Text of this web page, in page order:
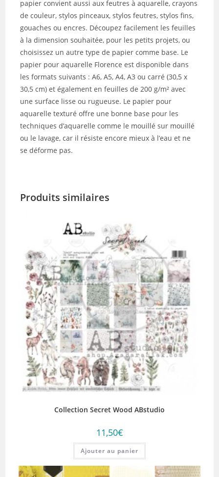
papier convient aussi aux feutres à aquarelle, crayons
de couleur, stylos pinceaux, stylos feutres, stylos fins,
gouaches ou encres. Découpez facilement les feuilles
à la dimension souhaitée, pour les petits projets, ou
choisissez un autre type de papier comme base. Le
papier pour aquarelle Florence est disponible dans
les formats suivants : A6, A5, A4, A3 ou carré (30,5 x
30,5 cm) et également en feuilles de 200 g/m² avec
une surface lisse ou rugueuse. Le papier pour
aquarelle texturé offre une bonne base pour les
techniques d’aquarelle comme le mouillé sur mouillé
ou le lavage, car il résiste encore mieux à l’eau et ne
se déforme pas.
Produits similaires
Collection Secret Wood ABstudio
11,50€
Ajouter au panier